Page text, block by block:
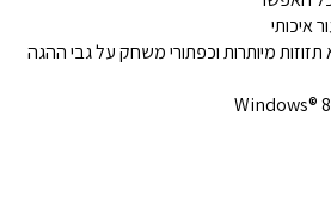
איכותי
מיותרות וכפתורי משחק על גבי ההגה